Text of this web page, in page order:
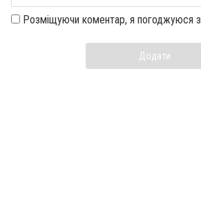
Розміщуючи коментар, я погоджуюся з
Додати